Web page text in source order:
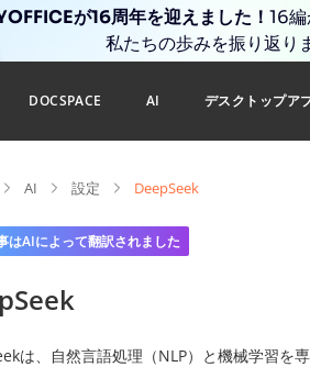
が16周年を迎えました！ 16編
私たちの歩みを振り返り
DOCSPACE AI デスクトップア
AI 設定 DeepSeek
はAIによって翻訳されました
は、自然言語処理（NLP）と機械学習